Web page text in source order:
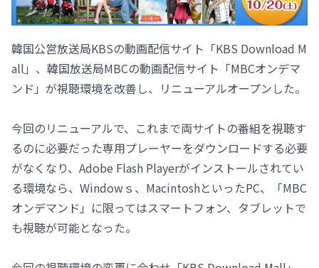
韓国公営放送局KBSの動画配信サイト「KBS Download M
all」、韓国放送局MBCの動画配信サイト「MBCオンデマ
ンド」が視聴環境を改善し、リニューアルオープンした。
今回のリニューアルで、これまで両サイトの番組を視聴す
るのに必要だった専用プレーヤーをダウンロードする必要
がなくなり、Adobe Flash Playerがインストールされてい
る環境なら、Windowｓ、MacintoshといったPC、「MBC
オンデマンド」に限ってはスマートフォン、タブレットで
も視聴が可能となった。